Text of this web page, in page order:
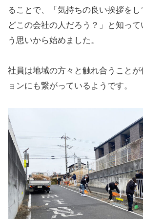
ることで、「気持ちの良い挨拶を
どこの会社の人だろう？」と知っ
う思いから始めました。
社員は地域の方々と触れ合うこと
ョンにも繋がっているようです。